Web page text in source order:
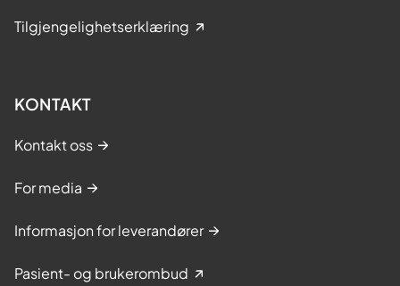
Tilgjengelighetserklæring
KONTAKT
Kontakt oss
For media
Informasjon for leverandører
Pasient- og brukerombud